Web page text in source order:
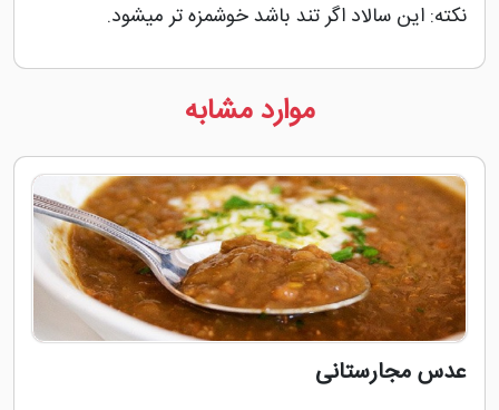
نکته: این سالاد اگر تند باشد خوشمزه تر میشود.
موارد مشابه
عدس مجارستانی